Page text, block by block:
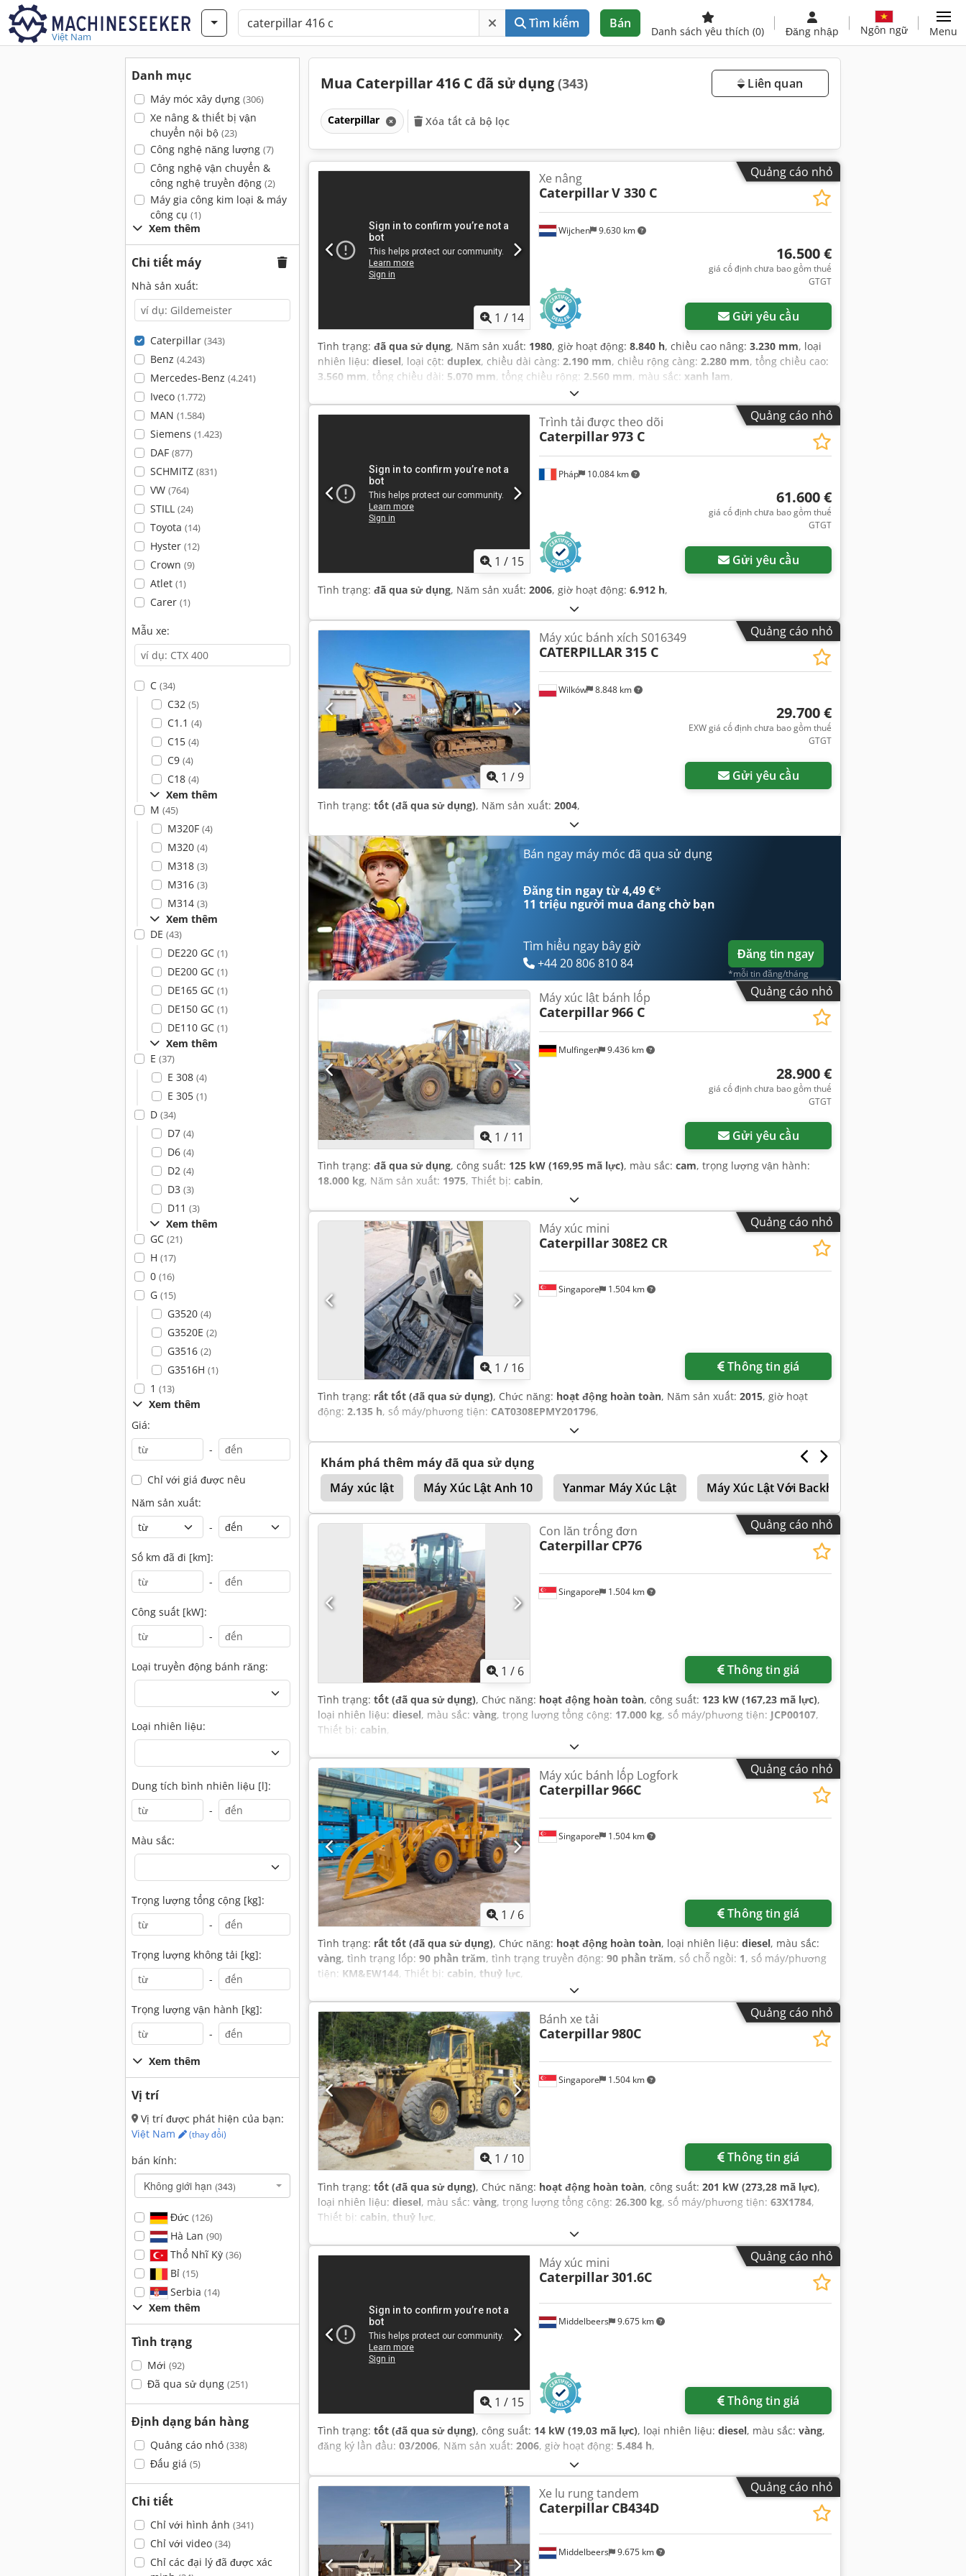
Việt Nam
Tìm kiếm Bán
Danh sách yêu thích (0) Đăng nhập Ngôn ngữ Menu
Danh mục
Máy móc xây dựng (306)
Xe nâng & thiết bị vận
chuyển nội bộ (23)
Công nghệ năng lượng (7)
Công nghệ vận chuyển &
công nghệ truyền động (2)
Máy gia công kim loại & máy
công cụ (1)
Xem thêm
Chi tiết máy
Nhà sản xuất:
Caterpillar (343)
Benz (4.243)
Mercedes-Benz (4.241)
Iveco (1.772)
MAN (1.584)
Siemens (1.423)
DAF (877)
SCHMITZ (831)
VW (764)
STILL (24)
Toyota (14)
Hyster (12)
Crown (9)
Atlet (1)
Carer (1)
Mẫu xe:
C (34)
C32 (5)
C1.1 (4)
C15 (4)
C9 (4)
C18 (4)
Xem thêm
M (45)
M320F (4)
M320 (4)
M318 (3)
M316 (3)
M314 (3)
Xem thêm
DE (43)
DE220 GC (1)
DE200 GC (1)
DE165 GC (1)
DE150 GC (1)
DE110 GC (1)
Xem thêm
E (37)
E 308 (4)
E 305 (1)
D (34)
D7 (4)
D6 (4)
D2 (4)
D3 (3)
D11 (3)
Xem thêm
GC (21)
H (17)
0 (16)
G (15)
G3520 (4)
G3520E (2)
G3516 (2)
G3516H (1)
1 (13)
Xem thêm
Giá:
-
Chỉ với giá được nêu
Năm sản xuất:
-
Số km đã đi [km]:
-
Công suất [kW]:
-
Loại truyền động bánh răng:
Loại nhiên liệu:
Dung tích bình nhiên liệu [l]:
-
Màu sắc:
Trọng lượng tổng cộng [kg]:
-
Trọng lượng không tải [kg]:
-
Trọng lượng vận hành [kg]:
-
Xem thêm
Vị trí
Vị trí được phát hiện của bạn:
Việt Nam
(thay đổi)
bán kính:
Không giới hạn (343)
Đức (126)
Hà Lan (90)
Thổ Nhĩ Kỳ (36)
Bỉ (15)
Serbia (14)
Xem thêm
Tình trạng
Mới (92)
Đã qua sử dụng (251)
Định dạng bán hàng
Quảng cáo nhỏ (338)
Đấu giá (5)
Chi tiết
Chỉ với hình ảnh (341)
Chỉ với video (34)
Chỉ các đại lý đã được xác
Mua Caterpillar 416 C đã sử dụng (343) Liên quan
Caterpillar Xóa tất cả bộ lọc
Quảng cáo nhỏ
1 / 14
Wijchen 9.630 km
Xe nâng
CaterpillarV 330 C
16.500 €
giá cố định chưa bao gồm thuế
GTGT
Gửi yêu cầu
Tình trạng: đã qua sử dụng, Năm sản xuất: 1980, giờ hoạt động: 8.840 h, chiều cao nâng: 3.230 mm, loại
nhiên liệu: diesel, loại cột: duplex, chiều dài càng: 2.190 mm, chiều rộng càng: 2.280 mm, tổng chiều cao:
3.560 mm, tổng chiều dài: 5.070 mm, tổng chiều rộng: 2.560 mm, màu sắc: xanh lam,
Quảng cáo nhỏ
1 / 15
Pháp 10.084 km
Trình tải được theo dõi
Caterpillar973 C
61.600 €
giá cố định chưa bao gồm thuế
GTGT
Gửi yêu cầu
Tình trạng: đã qua sử dụng, Năm sản xuất: 2006, giờ hoạt động: 6.912 h,
Quảng cáo nhỏ
1 /9
Wilków 8.848 km
Máy xúc bánh xích S016349
CATERPILLAR315 C
29.700 €
EXW giá cố định chưa bao gồm thuế
GTGT
Gửi yêu cầu
Tình trạng: tốt (đã qua sử dụng), Năm sản xuất: 2004,
Bán ngay máy móc đã qua sử dụng
Đăng tin ngay từ 4,49 €*
11 triệu người mua đang chờ bạn
Tìm hiểu ngay bây giờ
+44 20 806 810 84
Đăng tin ngay
*mỗi tin đăng/tháng
Quảng cáo nhỏ
1 / 11
Mulfingen 9.436 km
Máy xúc lật bánh lốp
Caterpillar966 C
28.900 €
giá cố định chưa bao gồm thuế
GTGT
Gửi yêu cầu
Tình trạng: đã qua sử dụng, công suất: 125 kW (169,95 mã lực), màu sắc: cam, trọng lượng vận hành:
18.000 kg, Năm sản xuất: 1975, Thiết bị: cabin,
Quảng cáo nhỏ
1 / 16
Singapore 1.504 km
Máy xúc mini
Caterpillar308E2 CR
Thông tin giá
Tình trạng: rất tốt (đã qua sử dụng), Chức năng: hoạt động hoàn toàn, Năm sản xuất: 2015, giờ hoạt
động: 2.135 h, số máy/phương tiện: CAT0308EPMY201796,
Khám phá thêm máy đã qua sử dụng
Máy xúc lật
Máy Xúc Lật Anh 10 Yanmar Máy Xúc Lật Máy Xúc Lật Với Backhoe
Hitachi Máy Xúc Bánh Xích
Quảng cáo nhỏ
1 / 6
Singapore 1.504 km
Con lăn trống đơn
Caterpillar CP76
Thông tin giá
Tình trạng: tốt (đã qua sử dụng), Chức năng: hoạt động hoàn toàn, công suất: 123 kW (167,23 mã lực),
loại nhiên liệu: diesel, màu sắc: vàng, trọng lượng tổng cộng: 17.000 kg, số máy/phương tiện: JCP00107,
Thiết bị: cabin,
Quảng cáo nhỏ
1 / 6
Singapore 1.504 km
Máy xúc bánh lốp Logfork
Caterpillar966C
Thông tin giá
Tình trạng: rất tốt (đã qua sử dụng), Chức năng: hoạt động hoàn toàn, loại nhiên liệu: diesel, màu sắc:
vàng, tình trạng lốp: 90 phần trăm, tình trạng truyền động: 90 phần trăm, số chỗ ngồi: 1, số máy/phương
tiện: KM&EW144, Thiết bị: cabin, thuỷ lực,
Quảng cáo nhỏ
1 / 10
Singapore 1.504 km
Bánh xe tải
Caterpillar980C
Thông tin giá
Tình trạng: tốt (đã qua sử dụng), Chức năng: hoạt động hoàn toàn, công suất: 201 kW (273,28 mã lực),
loại nhiên liệu: diesel, màu sắc: vàng, trọng lượng tổng cộng: 26.300 kg, số máy/phương tiện: 63X1784,
Thiết bị: cabin, thuỷ lực,
Quảng cáo nhỏ
1 / 15
Middelbeers 9.675 km
Máy xúc mini
Caterpillar301.6C
Thông tin giá
Tình trạng: tốt (đã qua sử dụng), công suất: 14 kW (19,03 mã lực), loại nhiên liệu: diesel, màu sắc: vàng,
đăng ký lần đầu: 03/2006, Năm sản xuất: 2006, giờ hoạt động: 5.484 h,
Quảng cáo nhỏ
Middelbeers 9.675 km
Xe lu rung tandem
Caterpillar CB434D